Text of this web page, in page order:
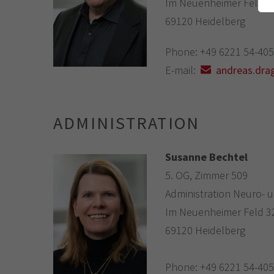
69120 Heidelberg
Phone: +49 6221 54-
E-mail:
ADMINISTRATION
Susanne Bechtel
5. OG, Zimmer 509
Administration Neuro-
Im Neuenheimer Feld
69120 Heidelberg
Phone: +49 6221 54-